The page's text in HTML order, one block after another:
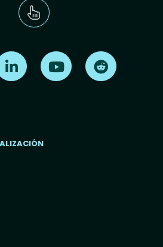
on X Find us on LinkedInFind us on Youtube